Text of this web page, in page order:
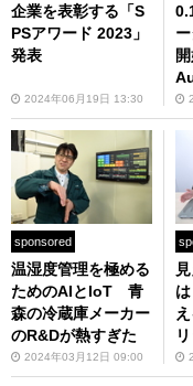
企業を表彰する「S
PSアワード 2023」
発表
2024年06月19日 13:30
sponsored
温湿度管理を極める
ためのAIとIoT 青
森の冷蔵庫メーカー
のR&Dが熱すぎた
2024年03月12日 09:00